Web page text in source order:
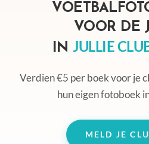
VOOR DE
INJULLIE
Verdien €5 per boek voor je
hun eigen fotoboek
MELD JE